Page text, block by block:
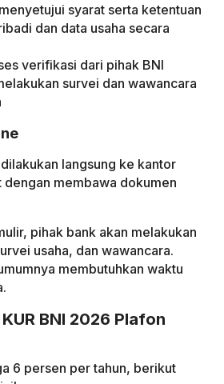
syarat serta ketentuan
dan data usaha secara
verifikasi dari pihak BNI
survei dan wawancara
langsung ke kantor
membawa dokumen
pihak bank akan melakukan
usaha, dan wawancara.
membutuhkan waktu
BNI 2026 Plafon
6 persen per tahun, berikut